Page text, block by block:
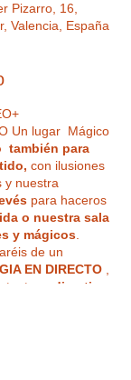
Pizarro, 16,
Valencia, España
Un lugar Mágico
también para
con ilusiones
y nuestra
para haceros
o nuestra sala
y mágicos
de un
EN DIRECTO
divertivo